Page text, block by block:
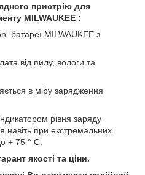
пристрію для
MILWAUKEE :
батареї MILWAUKEE з
від пилу, вологи та
в міру зарядження
рівня заряду
навіть при екстремальних
+ 75 ° C.
якості та ціни.